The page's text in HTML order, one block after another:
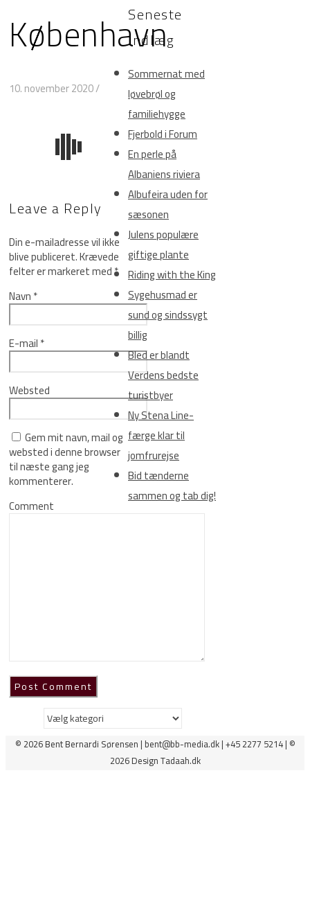
København
10. november 2020/
Leave a Reply
Din e-mailadresse vil ikke
blive publiceret.Krævede
felter er markeret med*
Navn*
E-mail*
Websted
Gem mit navn, mail og
websted i denne browser
til næste gang jeg
kommenterer.
Comment
Seneste
indlæg
Sommernat med
løvebrøl og
familiehygge
Fjerbold i Forum
En perle på
Albaniens riviera
Albufeira uden for
sæsonen
Julens populære
giftige plante
Riding with the King
Sygehusmad er
sund og sindssygt
billig
Bled er blandt
Verdens bedste
turistbyer
Ny Stena Line-
færge klar til
jomfrurejse
Bid tænderne
sammen og tab dig!
Kategorier
© 2026 Bent Bernardi Sørensen | bent@bb-media.dk | +45 2277 5214 | ©
2026 Design Tadaah.dk